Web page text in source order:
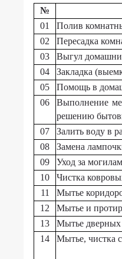
ПО
"КЦСОН
Колышлейского
района"
Специальная
оценка
условий
труда
Количество
мест
в
учреждении
Охрана
труда
Защита
персональных
данных
от
11
мая
№
134
-
О
"Об
и
на
№
01
Полив
02
Пересадка
03
Выгул
04
Закладка
05
Помощь в
06
Выполнение
решению
07
Залить воду в
08
Замена
09
Уход за
10
Чистка
11
Мытье
12
Мытье и
13
Мытье дверных
14
Мытье, чистка